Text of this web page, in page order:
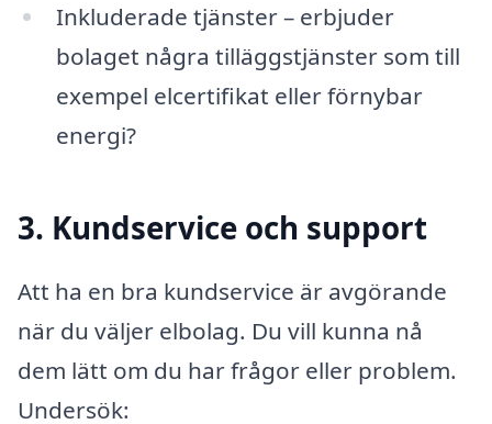
Inkluderade tjänster – erbjuder
bolaget några tilläggstjänster som till
exempel elcertifikat eller förnybar
energi?
3. Kundservice och support
Att ha en bra kundservice är avgörande
när du väljer elbolag. Du vill kunna nå
dem lätt om du har frågor eller problem.
Undersök: